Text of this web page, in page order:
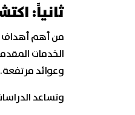
ثانياً:
من أهم أهداف
الخدمات
وعوائد مرتفعة.
وتساعد